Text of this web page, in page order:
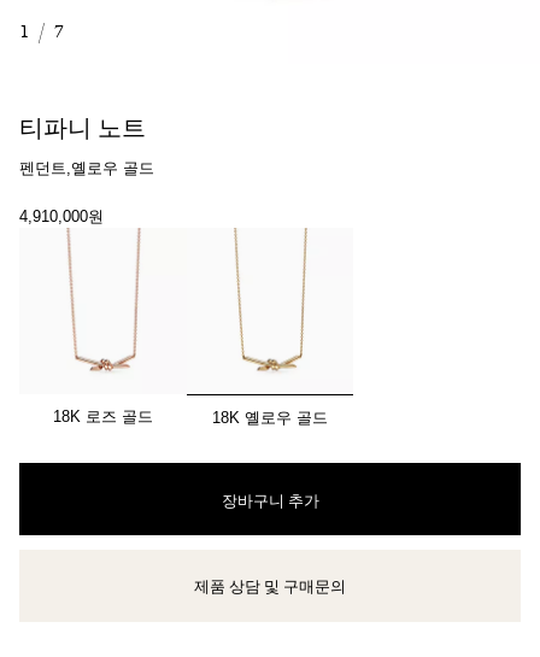
1 / 7
티파니 노트
펜던트,옐로우 골드
4,910,000원
18K 로즈 골드 선택됨
18K 옐로우 골드
장바구니 추가
클라이언트 어드바이저에게 문의하거나 예약하세요
제품 상담 및 구매문의